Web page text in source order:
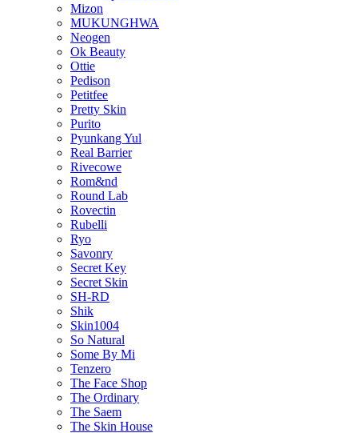
Mizon
MUKUNGHWA
Neogen
Ok Beauty
Ottie
Pedison
Petitfee
Pretty Skin
Purito
Pyunkang Yul
Real Barrier
Rivecowe
Rom&nd
Round Lab
Rovectin
Rubelli
Ryo
Savonry
Secret Key
Secret Skin
SH-RD
Shik
Skin1004
So Natural
Some By Mi
Tenzero
The Face Shop
The Ordinary
The Saem
The Skin House